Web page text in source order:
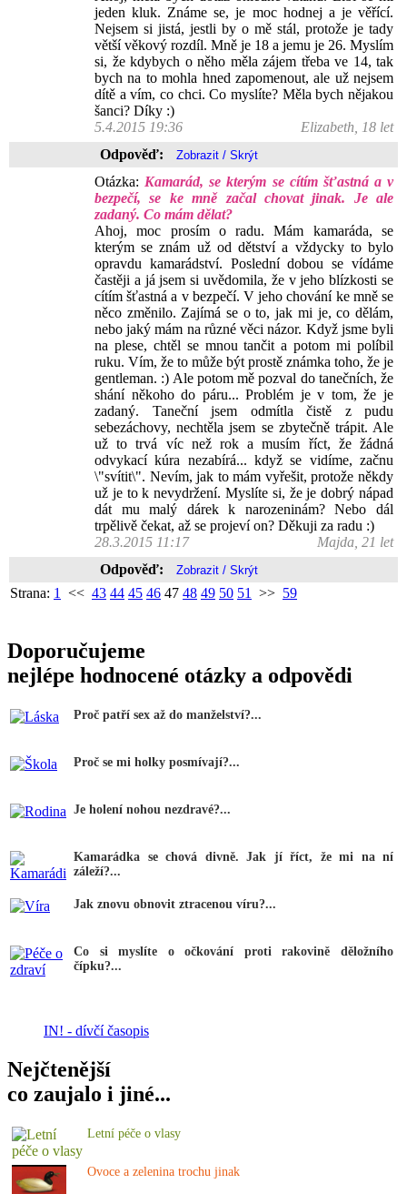
jeden kluk. Známe se, je moc hodnej a je věřící.
Nejsem si jistá, jestli by o mě stál, protože je tady
větší věkový rozdíl. Mně je 18 a jemu je 26. Myslím
si, že kdybych o něho měla zájem třeba ve 14, tak
bych na to mohla hned zapomenout, ale už nejsem
dítě a vím, co chci. Co myslíte? Měla bych nějakou
šanci? Díky :)
5.4.2015 19:36
Elizabeth, 18 let
Odpověď:
Otázka: Kamarád, se kterým se cítím šťastná a v
bezpečí, se ke mně začal chovat jinak. Je ale
zadaný. Co mám dělat?
Ahoj, moc prosím o radu. Mám kamaráda, se
kterým se znám už od dětství a vždycky to bylo
opravdu kamarádství. Poslední dobou se vídáme
častěji a já jsem si uvědomila, že v jeho blízkosti se
cítím šťastná a v bezpečí. V jeho chování ke mně se
něco změnilo. Zajímá se o to, jak mi je, co dělám,
nebo jaký mám na různé věci názor. Když jsme byli
na plese, chtěl se mnou tančit a potom mi políbil
ruku. Vím, že to může být prostě známka toho, že je
gentleman. :) Ale potom mě pozval do tanečních, že
shání někoho do páru... Problém je v tom, že je
zadaný. Taneční jsem odmítla čistě z pudu
sebezáchovy, nechtěla jsem se zbytečně trápit. Ale
už to trvá víc než rok a musím říct, že žádná
odvykací kúra nezabírá... když se vidíme, začnu
\"svítit\". Nevím, jak to mám vyřešit, protože někdy
už je to k nevydržení. Myslíte si, že je dobrý nápad
dát mu malý dárek k narozeninám? Nebo dál
trpělivě čekat, až se projeví on? Děkuji za radu :)
28.3.2015 11:17
Majda, 21 let
Odpověď:
Strana: 1 << 43 44 45 46 47 48 49 50 51 >> 59
Doporučujeme
nejlépe hodnocené otázky a odpovědi
Proč patří sex až do manželství?...
Proč se mi holky posmívají?...
Je holení nohou nezdravé?...
Kamarádka se chová divně. Jak jí říct, že mi na ní
záleží?...
Jak znovu obnovit ztracenou víru?...
Co si myslíte o očkování proti rakovině děložního
čípku?...
IN! - dívčí časopis
Nejčtenější
co zaujalo i jiné...
Letní péče o vlasy
Ovoce a zelenina trochu jinak